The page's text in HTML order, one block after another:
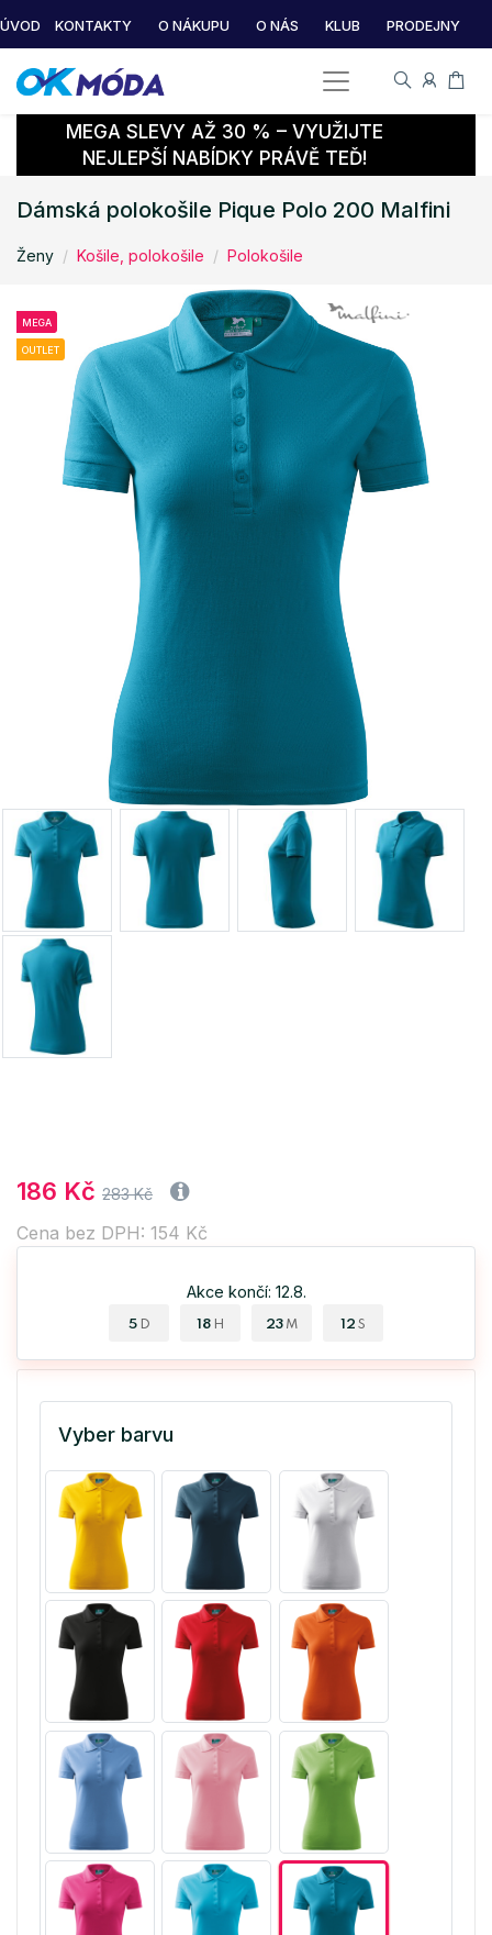
ÚVOD KONTAKTY O NÁKUPU O NÁS KLUB PRODEJNY
MEGA SLEVY AŽ 30 % – VYUŽIJTE
NEJLEPŠÍ NABÍDKY PRÁVĚ TEĎ!
Dámská polokošile Pique Polo 200 Malfini
Ženy Košile, polokošile Polokošile
MEGA
OUTLET
186 Kč 283 Kč
Cena bez DPH: 154 Kč
Akce končí: 12.8.
5 D 18 H 23 M 12 S
Vyber barvu